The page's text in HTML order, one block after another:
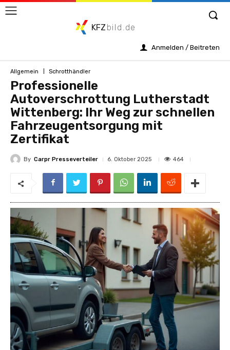
KFZ bild.de
Anmelden / Beitreten
Allgemein Schrotthändler
Professionelle
Autoverschrottung Lutherstadt
Wittenberg: Ihr Weg zur schnellen
Fahrzeugentsorgung mit
Zertifikat
By Carpr Presseverteiler 6. Oktober 2025 464